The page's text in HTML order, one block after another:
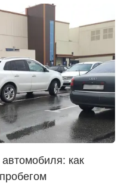
как